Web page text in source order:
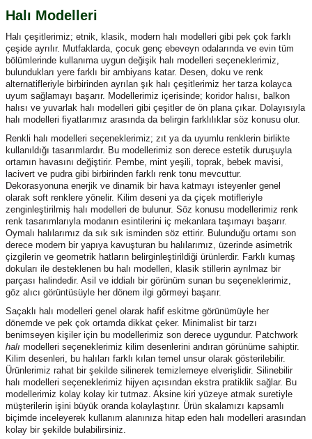
Halı Modelleri
Halı çeşitlerimiz; etnik, klasik, modern halı modelleri gibi pek çok farklı
çeşide ayrılır. Mutfaklarda, çocuk genç ebeveyn odalarında ve evin tüm
bölümlerinde kullanıma uygun değişik halı modelleri seçeneklerimiz,
bulundukları yere farklı bir ambiyans katar. Desen, doku ve renk
alternatifleriyle birbirinden ayrılan şık halı çeşitlerimiz her tarza kolayca
uyum sağlamayı başarır. Modellerimiz içerisinde; koridor halısı, balkon
halısı ve yuvarlak halı modelleri gibi çeşitler de ön plana çıkar. Dolayısıyla
halı modelleri fiyatlarımız arasında da belirgin farklılıklar söz konusu olur.
Renkli halı modelleri seçeneklerimiz; zıt ya da uyumlu renklerin birlikte
kullanıldığı tasarımlardır. Bu modellerimiz son derece estetik duruşuyla
ortamın havasını değiştirir. Pembe, mint yeşili, toprak, bebek mavisi,
lacivert ve pudra gibi birbirinden farklı renk tonu mevcuttur.
Dekorasyonuna enerjik ve dinamik bir hava katmayı isteyenler genel
olarak soft renklere yönelir. Kilim deseni ya da çiçek motifleriyle
zenginleştirilmiş halı modelleri de bulunur. Söz konusu modellerimiz renk
renk tasarımlarıyla modanın esintilerini iç mekanlara taşımayı başarır.
Oymalı halılarımız da sık sık isminden söz ettirir. Bulunduğu ortamı son
derece modern bir yapıya kavuşturan bu halılarımız, üzerinde asimetrik
çizgilerin ve geometrik hatların belirginleştirildiği ürünlerdir. Farklı kumaş
dokuları ile desteklenen bu halı modelleri, klasik stillerin ayrılmaz bir
parçası halindedir. Asil ve iddialı bir görünüm sunan bu seçeneklerimiz,
göz alıcı görüntüsüyle her dönem ilgi görmeyi başarır.
Saçaklı halı modelleri genel olarak hafif eskitme görünümüyle her
dönemde ve pek çok ortamda dikkat çeker. Minimalist bir tarzı
benimseyen kişiler için bu modellerimiz son derece uygundur. Patchwork
halı modelleri seçeneklerimiz kilim desenlerini andıran görünüme sahiptir.
Kilim desenleri, bu halıları farklı kılan temel unsur olarak gösterilebilir.
Ürünlerimiz rahat bir şekilde silinerek temizlemeye elverişlidir. Silinebilir
halı modelleri seçeneklerimiz hijyen açısından ekstra pratiklik sağlar. Bu
modellerimiz kolay kolay kir tutmaz. Aksine kiri yüzeye atmak suretiyle
müşterilerin işini büyük oranda kolaylaştırır. Ürün skalamızı kapsamlı
biçimde inceleyerek kullanım alanınıza hitap eden halı modelleri arasından
kolay bir şekilde bulabilirsiniz.